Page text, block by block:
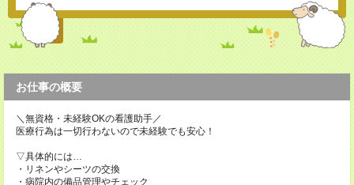
お仕事の概要
＼無資格・未経験OKの看護助手／
医療行為は一切行わないので未経験でも安心！
▽具体的には…
・リネンやシーツの交換
・病院内の備品管理やチェック